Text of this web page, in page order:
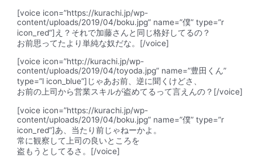
[voice icon=”https://kurachi.jp/wp-
content/uploads/2019/04/boku.jpg” name=”僕” type=”r
icon_red”]え？それで加藤さんと同じ格好してるの？
お前思ってたより単純な奴だな。[/voice]
[voice icon=”http://kurachi.jp/wp-
content/uploads/2019/04/toyoda.jpg” name=”豊田くん”
type=”l icon_blue”]じゃあお前、逆に聞くけどさ、
お前の上司から営業スキルが盗めてるって言えんの？[/voice]
[voice icon=”https://kurachi.jp/wp-
content/uploads/2019/04/boku.jpg” name=”僕” type=”r
icon_red”]あ、当たり前じゃねーかよ。
常に観察して 上司の良いところを
盗もうとしてるさ。[/voice]